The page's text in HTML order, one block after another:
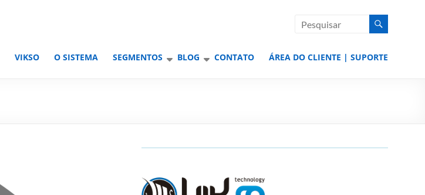
VIKSO O SISTEMA SEGMENTOS BLOG CONTATO ÁREA DO CLIENTE | SUPORTE